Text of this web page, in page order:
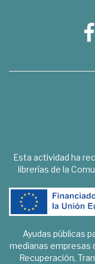
Esta actividad ha
librerías de la
Ayudas públicas
medianas empresas
Recuperación,